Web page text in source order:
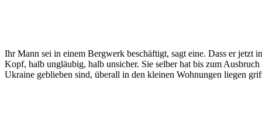
Ihr Mann sei in einem Bergwerk beschäftigt, sagt eine. Dass er jetzt
Kopf, halb ungläubig, halb unsicher. Sie selber hat bis zum
Ukraine geblieben sind, überall in den kleinen Wohnungen liegen